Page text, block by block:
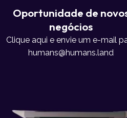
Oportunidade de
negócios
Clique aqui e envie um e-mail
humans@humans.land